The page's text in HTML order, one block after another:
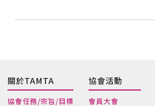
關於TAMTA
協會任務/宗旨/目標
協會活動
會員大會